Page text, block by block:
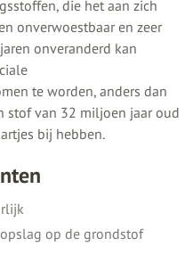
die het aan zich
onverwoestbaar en zeer
onveranderd kan
te worden, anders dan
stof van 32 miljoen jaar oud
bij hebben.
op de grondstof